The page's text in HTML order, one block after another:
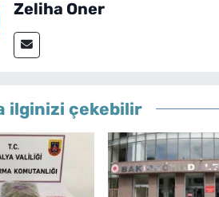
Zeliha Oner
ilginizi çekebilir